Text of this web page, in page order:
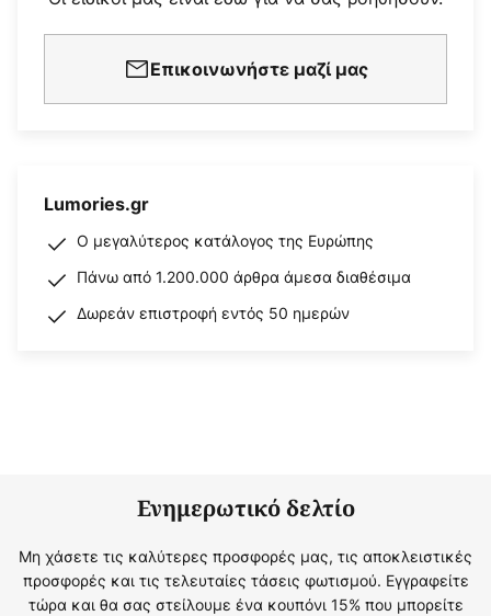
Επικοινωνήστε μαζί μας
Lumories.gr
Ο μεγαλύτερος κατάλογος της Ευρώπης
Πάνω από 1.200.000 άρθρα άμεσα διαθέσιμα
Δωρεάν επιστροφή εντός 50 ημερών
Ενημερωτικό δελτίο
Μη χάσετε τις καλύτερες προσφορές μας, τις αποκλειστικές
προσφορές και τις τελευταίες τάσεις φωτισμού. Εγγραφείτε
τώρα και θα σας στείλουμε ένα κουπόνι 15% που μπορείτε